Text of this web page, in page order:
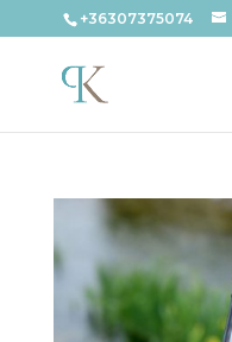
+36307375074